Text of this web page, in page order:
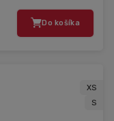
Do košíka
XS
S